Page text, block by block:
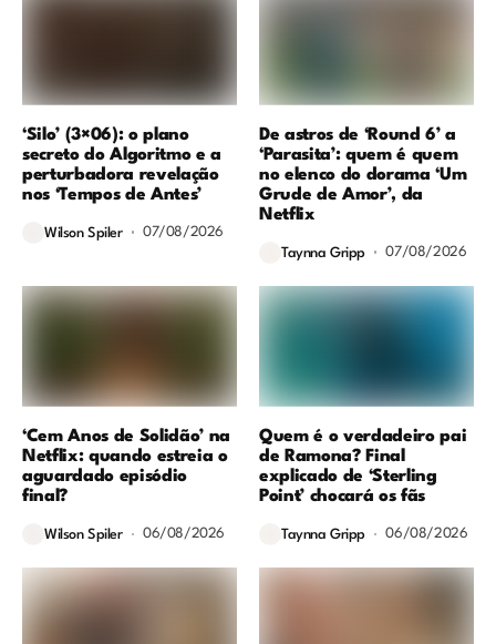
‘Silo’ (3×06): o plano
secreto do Algoritmo e a
perturbadora revelação
nos ‘Tempos de Antes’
Wilson Spiler 07/08/2026
De astros de ‘Round 6’ a
‘Parasita’: quem é quem
no elenco do dorama ‘Um
Grude de Amor’, da
Netflix
Taynna Gripp 07/08/2026
‘Cem Anos de Solidão’ na
Netflix: quando estreia o
aguardado episódio
final?
Wilson Spiler 06/08/2026
Quem é o verdadeiro pai
de Ramona? Final
explicado de ‘Sterling
Point’ chocará os fãs
Taynna Gripp 06/08/2026